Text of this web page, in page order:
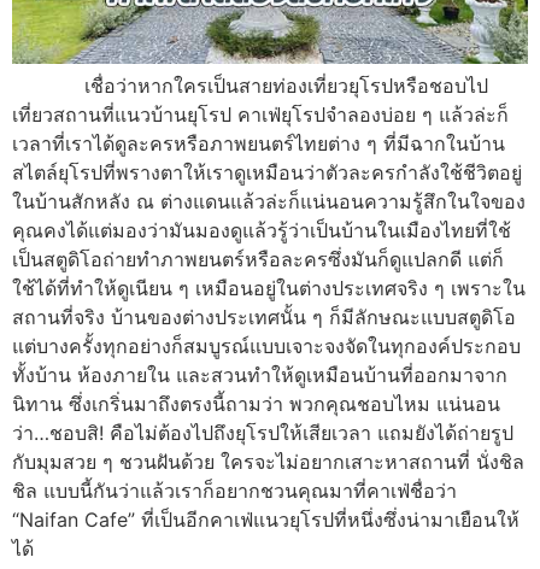
เชื่อว่าหากใครเป็นสายท่องเที่ยวยุโรปหรือชอบไป
เที่ยวสถานที่แนวบ้านยุโรป คาเฟ่ยุโรปจำลองบ่อย ๆ แล้วล่ะก็
เวลาที่เราได้ดูละครหรือภาพยนตร์ไทยต่าง ๆ ที่มีฉากในบ้าน
สไตล์ยุโรปที่พรางตาให้เราดูเหมือนว่าตัวละครกำลังใช้ชีวิตอยู่
ในบ้านสักหลัง ณ ต่างแดนแล้วล่ะก็แน่นอนความรู้สึกในใจของ
คุณคงได้แต่มองว่ามันมองดูแล้วรู้ว่าเป็นบ้านในเมืองไทยที่ใช้
เป็นสตูดิโอถ่ายทำภาพยนตร์หรือละครซึ่งมันก็ดูแปลกดี แต่ก็
ใช้ได้ที่ทำให้ดูเนียน ๆ เหมือนอยู่ในต่างประเทศจริง ๆ เพราะใน
สถานที่จริง บ้านของต่างประเทศนั้น ๆ ก็มีลักษณะแบบสตูดิโอ
แต่บางครั้งทุกอย่างก็สมบูรณ์แบบเจาะจงจัดในทุกองค์ประกอบ
ทั้งบ้าน ห้องภายใน และสวนทำให้ดูเหมือนบ้านที่ออกมาจาก
นิทาน ซึ่งเกริ่นมาถึงตรงนี้ถามว่า พวกคุณชอบไหม แน่นอน
ว่า…ชอบสิ! คือไม่ต้องไปถึงยุโรปให้เสียเวลา แถมยังได้ถ่ายรูป
กับมุมสวย ๆ ชวนฝันด้วย ใครจะไม่อยากเสาะหาสถานที่ นั่งชิล
ชิล แบบนี้กันว่าแล้วเราก็อยากชวนคุณมาที่คาเฟ่ชื่อว่า
“Naifan Cafe” ที่เป็นอีกคาเฟ่แนวยุโรปที่หนึ่งซึ่งน่ามาเยือนให้
ได้